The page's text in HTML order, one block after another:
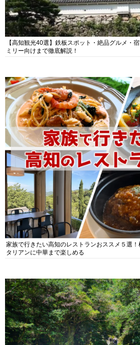
【高知観光40選】鉄板スポット・絶品グルメ・
ミリー向けまで徹底解説！
家族で行きたい高知のレストランおススメ５選
タリアンに中華まで楽しめる